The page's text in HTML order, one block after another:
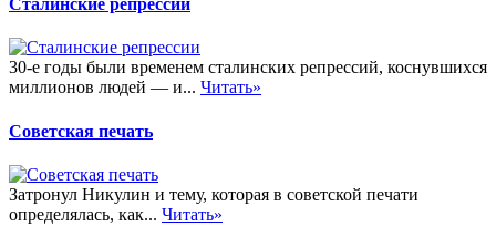
Сталинские репрессии
30-е годы были временем сталинских репрессий, коснувшихся
миллионов людей — и... Читать»
Советская печать
Затронул Никулин и тему, которая в советской печати
определялась, как... Читать»